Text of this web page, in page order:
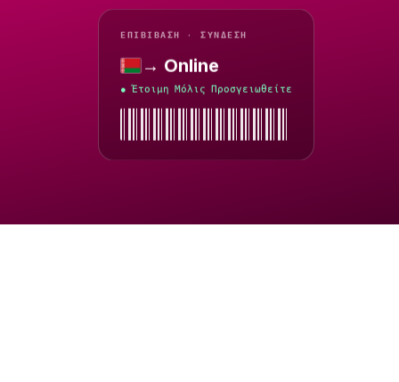
ΕΠΙΒΊΒΑΣΗ · ΣΎΝΔΕΣΗ
Λευκορωσία
→ Online
● Έτοιμη Μόλις Προσγειωθείτε